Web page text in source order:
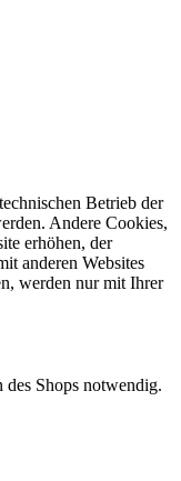
Betrieb der
Andere Cookies,
erhöhen, der
anderen Websites
werden nur mit Ihrer
Shops notwendig.